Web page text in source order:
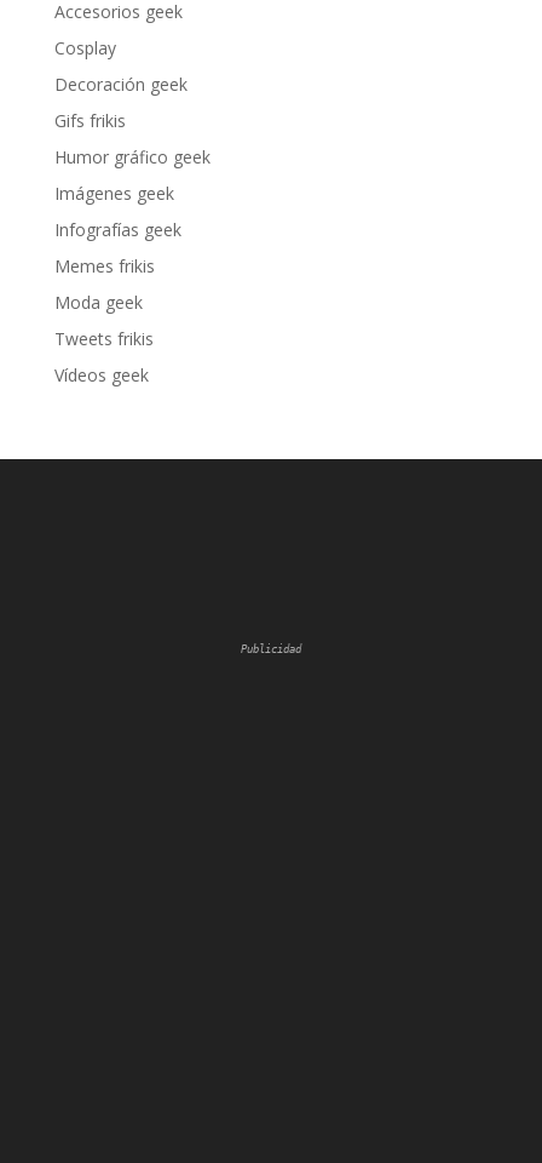
Accesorios geek
Cosplay
Decoración geek
Gifs frikis
Humor gráfico geek
Imágenes geek
Infografías geek
Memes frikis
Moda geek
Tweets frikis
Vídeos geek
Publicidad